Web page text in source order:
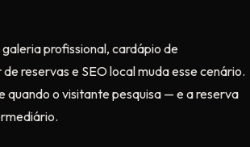
profissional, cardápio de
reservas e SEO local muda esse cenário.
quando o visitante pesquisa — e a reserva